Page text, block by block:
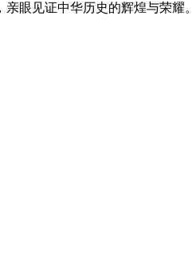
眼见证中华历史的辉煌与荣耀。